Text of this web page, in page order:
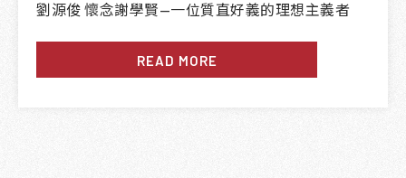
劉源俊 懷念謝學賢—一位質直好義的理想主義者
READ MORE